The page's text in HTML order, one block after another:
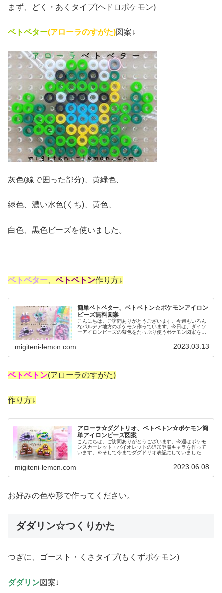
まず、どく・あくタイプ(ヘドロポケモン)
ベトベター(アローラのすがた)図案↓
灰色(線で囲った部分)、黄緑色、
緑色、濃い水色(くち)、黄色、
白色、黒色ビーズを使いました。
ベトベター ベトベトン作り方↓
簡単ベトベター、ベトベトン☆ポケモンアイロン
ビーズ無料図案
こんにちは。ご訪問ありがとうございます。今週もいろん
なパルデア地方のポケモン作っています。今日は、ダイソ
ーアイロンビーズの紫色をたっぷり使うポケモン図案を紹
migiteni-lemon.com 2023.03.13
ベトベトン(アローラのすがた)
作り方↓
アローラ☆ダグトリオ、ベトベトン☆ポケモン簡
単アイロンビーズ図案
こんにちは。ご訪問ありがとうございます。今週はポケモ
ンスカーレット・バイオレットの追加登場キャラを作って
います。※そして今までダグドリオ表記にしていました。
migiteni-lemon.com 2023.06.08
お好みの色や形で作ってください。
ダダリン☆つくりかた
つぎに、ゴースト・くさタイプ(もくずポケモン)
ダダリン図案↓